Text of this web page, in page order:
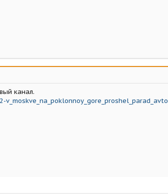
канал.